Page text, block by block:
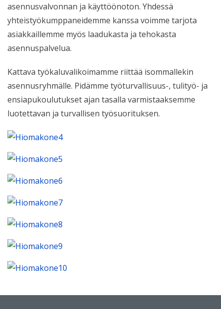
asennusvalvonnan ja käyttöönoton. Yhdessä
yhteistyökumppaneidemme kanssa voimme tarjota
asiakkaillemme myös laadukasta ja tehokasta
asennuspalvelua.
Kattava työkaluvalikoimamme riittää isommallekin
asennusryhmälle. Pidämme työturvallisuus-, tulityö- ja
ensiapukoulutukset ajan tasalla varmistaaksemme
luotettavan ja turvallisen työsuorituksen.